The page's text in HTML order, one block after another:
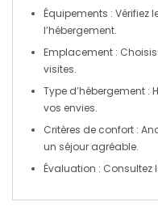
Équipements : Vérifiez
l’hébergement.
Emplacement :
visites.
Type d’hébergement :
vos envies.
Critères de confort :
un séjour agréable.
Évaluation : Consultez